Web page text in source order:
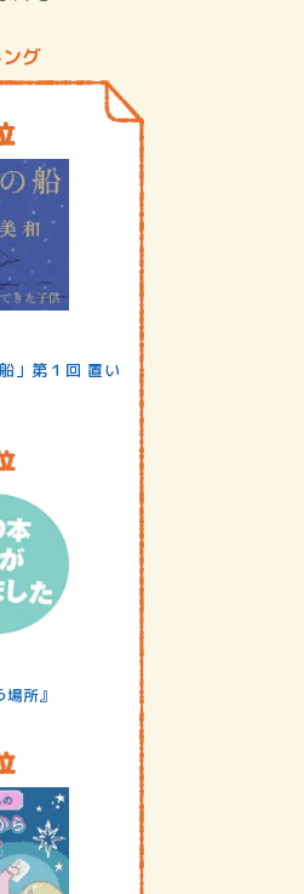
グ
」第１回 置い
所』